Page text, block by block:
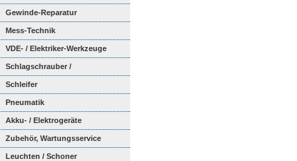
Gewinde-Reparatur
Mess-Technik
VDE- / Elektriker-Werkzeuge
Schlagschrauber /
Ratschenschra...
Schleifer
Pneumatik
Akku- / Elektrogeräte
Zubehör, Wartungsservice
Leuchten / Schoner